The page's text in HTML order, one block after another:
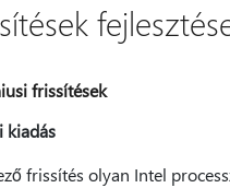
frissítések
kiadás
frissítés olyan Intel